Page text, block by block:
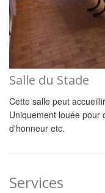
Salle du Stade
Cette salle peut
Uniquement louée pour
d'honneur etc.
Services